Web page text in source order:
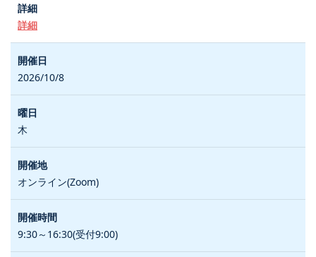
詳細
2026/10/8
木
オンライン(Zoom)
9:30～16:30(受付9:00)